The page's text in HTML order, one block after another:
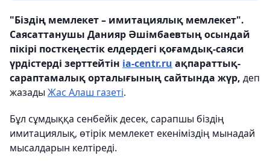
"Біздің мемлекет – имитациялық мемлекет".
Саясаттанушы Данияр Әшімбаевтың осындай
пікірі посткеңестік елдердегі қоғамдық-саяси
үрдістерді зерттейтін ia-centr.ru ақпараттық-
сараптамалық орталығының сайтында жүр, деп
жазады Жас Алаш газеті.
Бұл сұмдыққа сенбейік десек, сарапшы біздің
имитациялық, өтірік мемлекет екеніміздің мынадай
мысалдарын келтіреді.